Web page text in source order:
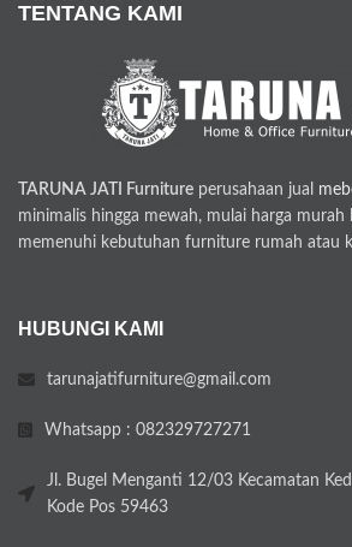
TENTANG KAMI
TARUNA JATI Furniture perusahaan jual
minimalis hingga mewah, mulai harga
memenuhi kebutuhan furniture rumah atau
HUBUNGI KAMI
tarunajatifurniture@gmail.com
Whatsapp : 082329727271
Jl. Bugel Menganti 12/03 Kecamatan
Kode Pos 59463